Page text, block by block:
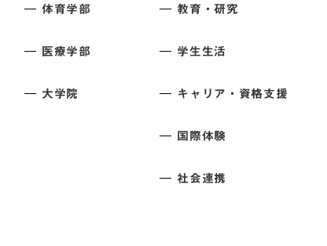
体育学部
医療学部
大学院
教育・研究
学生生活
キャリア・資格支援
国際体験
社会連携